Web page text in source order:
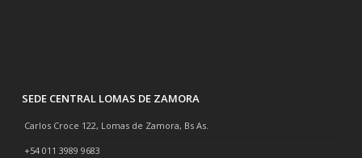
SEDE CENTRAL LOMAS DE ZAMORA
Carlos Croce 122, Lomas de Zamora, Bs As.
+54 011 3989 9683